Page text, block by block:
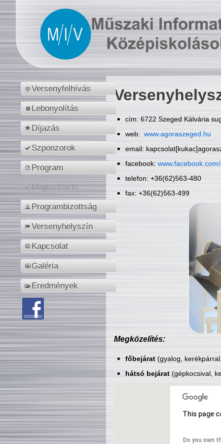
Versenyfelhívás
Lebonyolítás
Díjazás
Szponzorok
Program
Regisztráció
Programbizottság
Versenyhelyszín
Kapcsolat
Galéria
Eredmények
cím: 6722 Szeged Kálvária
web: www.agoraszeged.hu
email:
facebook:
telefon: +36(62)563-480
fax: +36(62)563-499
Megközelítés:
főbejárat(gyalog,
hátsó bejárat(gépkocsival,
This page
Do you own